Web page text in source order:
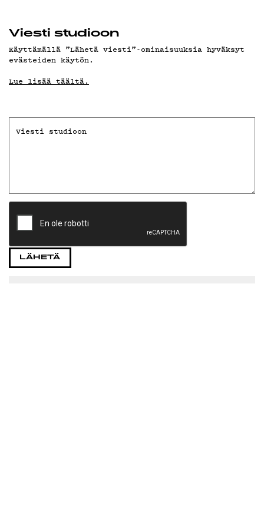
Viesti studioon
Käyttämällä ”Lähetä viesti”-ominaisuuksia hyväksyt
evästeiden käytön.
Lue lisää täältä.